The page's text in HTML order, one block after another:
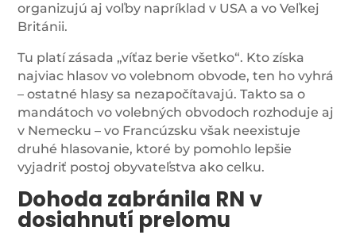
organizujú aj voľby napríklad v USA a vo Veľkej
Británii.
Tu platí zásada „víťaz berie všetko“. Kto získa
najviac hlasov vo volebnom obvode, ten ho vyhrá
– ostatné hlasy sa nezapočítavajú. Takto sa o
mandátoch vo volebných obvodoch rozhoduje aj
v Nemecku – vo Francúzsku však neexistuje
druhé hlasovanie, ktoré by pomohlo lepšie
vyjadriť postoj obyvateľstva ako celku.
Dohoda zabránila RN v
dosiahnutí prelomu